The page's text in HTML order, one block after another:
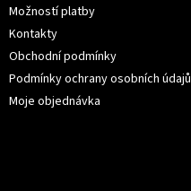
Možností platby
Kontakty
Obchodní podmínky
Podmínky ochrany osobních údajů
Moje objednávka